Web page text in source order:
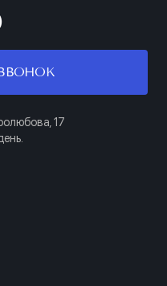
17